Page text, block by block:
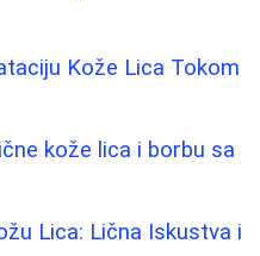
Kože Lica Tokom
kože lica i borbu sa
Lica: Lična Iskustva i